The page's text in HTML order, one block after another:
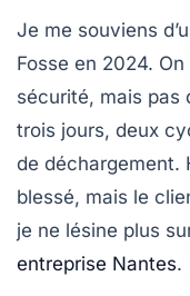
Je me souviens
Fosse en 2024.
sécurité, mais pas
trois jours, deux
de déchargement.
blessé, mais le
je ne lésine plus
entreprise Nantes.